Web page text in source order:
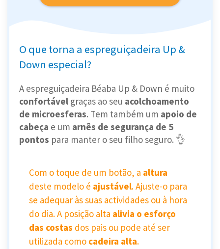
O que torna a espreguiçadeira Up &
Down especial?
A espreguiçadeira Béaba Up & Down é muito
confortável graças ao seu acolchoamento
de microesferas. Tem também um apoio de
cabeça e um arnês de segurança de 5
pontos para manter o seu filho seguro. 👌
Com o toque de um botão, a altura
deste modelo é ajustável. Ajuste-o para
se adequar às suas actividades ou à hora
do dia. A posição alta alivia o esforço
das costas dos pais ou pode até ser
utilizada como cadeira alta.